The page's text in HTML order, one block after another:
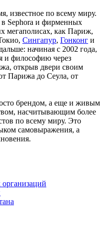
известное по всему миру.
в Sephora и фирменных
мегаполисах, как Париж,
Сингапур, Гонконг и
начиная с 2002 года,
и философию через
открыв двери своим
Парижа до Сеула, от
брендом, а еще и живым
насчитывающим более
по всему миру. Это
самовыражения, а